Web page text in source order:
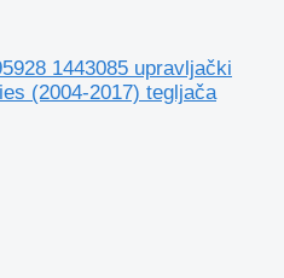
1443085 upravljački
(2004-2017) tegljača